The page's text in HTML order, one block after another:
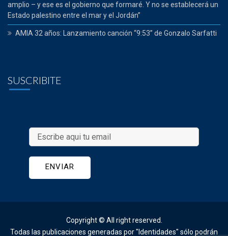
amplio – y ese es el gobierno que formaré. Y no se establecerá un
Estado palestino entre el mar y el Jordán”
AMIA 32 años: Lanzamiento canción “9:53” de Gonzalo Sarfatti
SUSCRIBITE
Copyright © All right reserved.
Todas las publicaciones generadas por "Identidades" sólo podrán